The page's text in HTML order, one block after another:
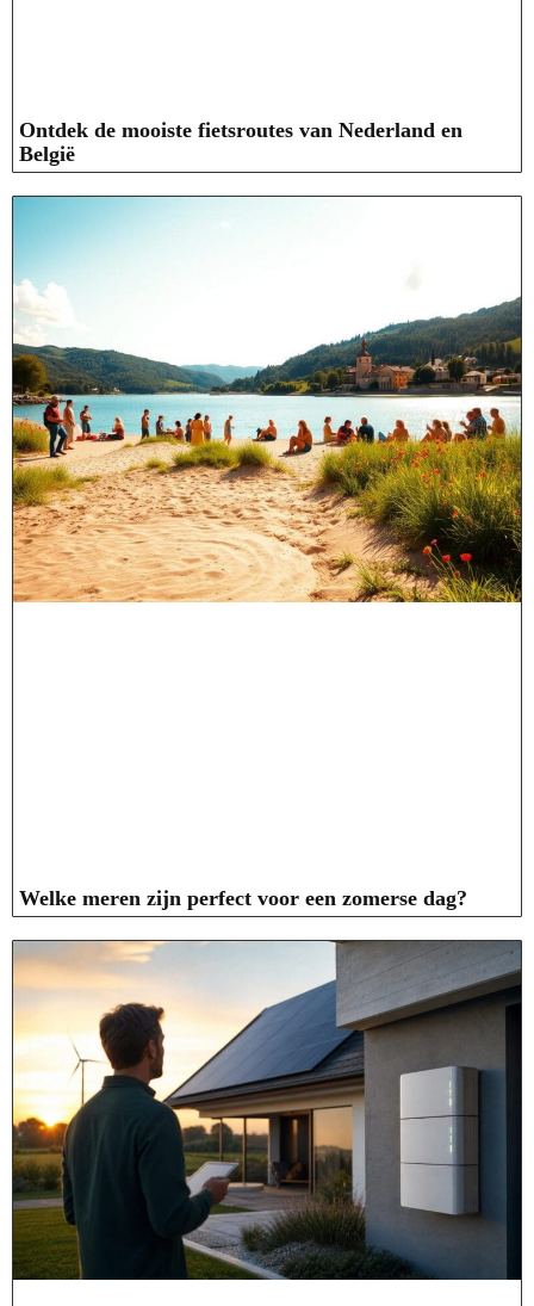
Ontdek de mooiste fietsroutes van Nederland en
België
Welke meren zijn perfect voor een zomerse dag?